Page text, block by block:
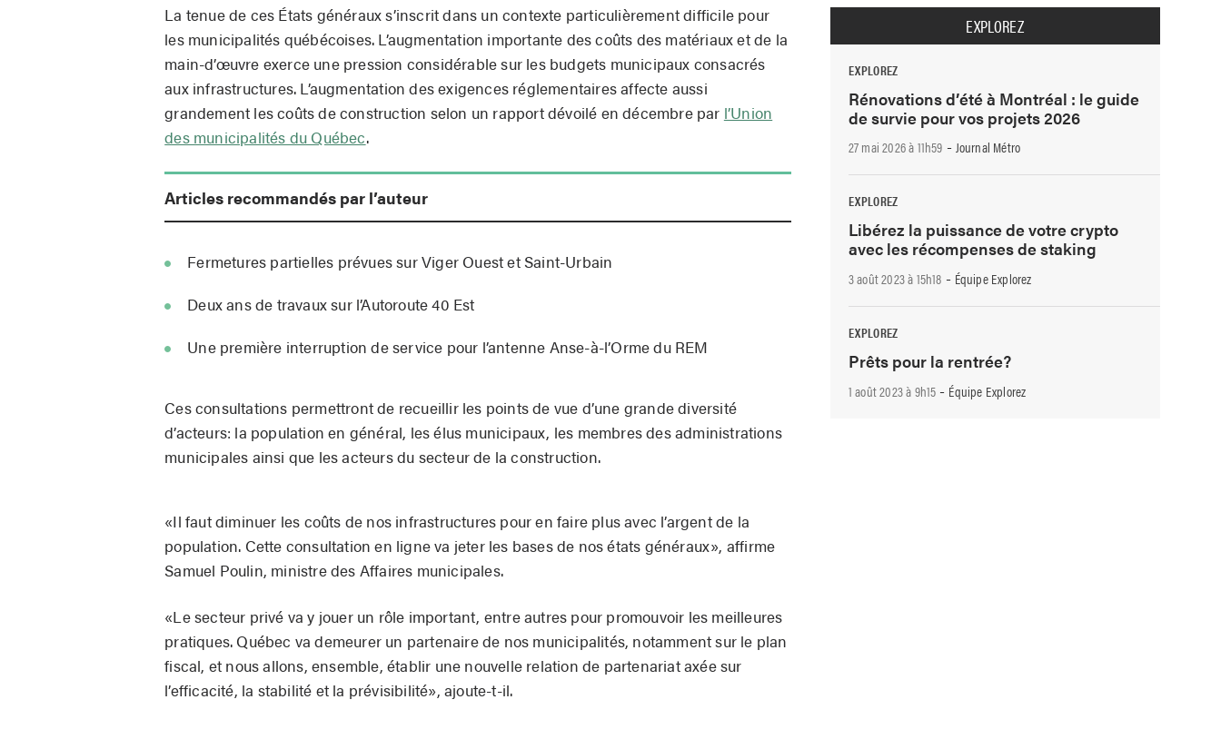
La tenue de ces États généraux s’inscrit dans un contexte particulièrement difficile pour
les municipalités québécoises. L’augmentation importante des coûts des matériaux et de la
main-d’œuvre exerce une pression considérable sur les budgets municipaux consacrés
aux infrastructures. L’augmentation des exigences réglementaires affecte aussi
grandement les coûts de construction selon un rapport dévoilé en décembre par l’Union
des municipalités du Québec.
Articles recommandés par l’auteur
Fermetures partielles prévues sur Viger Ouest et Saint-Urbain
Deux ans de travaux sur l’Autoroute 40 Est
Une première interruption de service pour l’antenne Anse-à-l’Orme du REM
Ces consultations permettront de recueillir les points de vue d’une grande diversité
d’acteurs: la population en général, les élus municipaux, les membres des administrations
municipales ainsi que les acteurs du secteur de la construction.
«Il faut diminuer les coûts de nos infrastructures pour en faire plus avec l’argent de la
population. Cette consultation en ligne va jeter les bases de nos états généraux», affirme
Samuel Poulin, ministre des Affaires municipales.
«Le secteur privé va y jouer un rôle important, entre autres pour promouvoir les meilleures
pratiques. Québec va demeurer un partenaire de nos municipalités, notamment sur le plan
fiscal, et nous allons, ensemble, établir une nouvelle relation de partenariat axée sur
l’efficacité, la stabilité et la prévisibilité», ajoute-t-il.
EXPLOREZ
EXPLOREZ
Rénovations d’été à Montréal : le guide
de survie pour vos projets 2026
27 mai 2026 à 11h59 -Journal Métro
EXPLOREZ
Libérez la puissance de votre crypto
avec les récompenses de staking
3 août 2023 à 15h18 - Équipe Explorez
EXPLOREZ
Prêts pour la rentrée?
1 août 2023 à 9h15 - Équipe Explorez